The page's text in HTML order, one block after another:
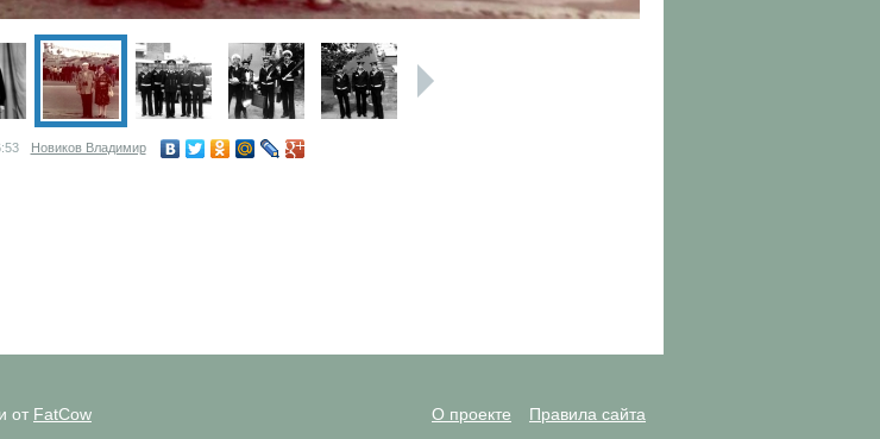
Новиков Владимир
от FatCow О проекте Правила сайта